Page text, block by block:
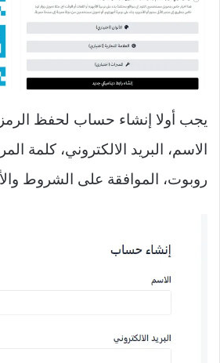
يجب أولا إنشاء حساب لحفظ
الاسم، البريد الالكتروني، كلمة
روبوت، الموافقة على الشروط